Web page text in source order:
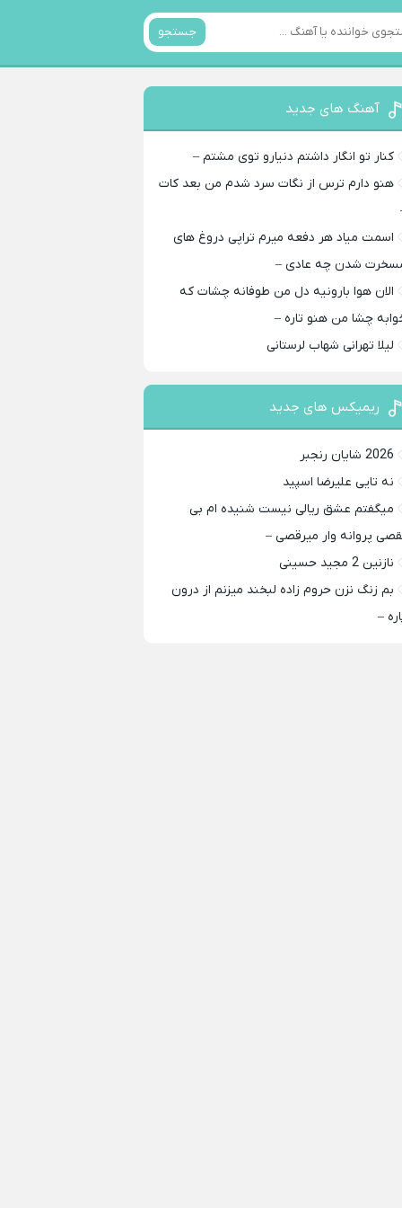
جستجو
آهنگ های جدید
کنار تو انگار داشتم دنیارو توی مشتم –
هنو دارم ترس از نگات سرد شدم من بعد کات
اسمت میاد هر دفعه میرم تراپی دروغ‌ های
شدن چه عادی –
الان هوا بارونیه دل من طوفانه چشات که
چشا من هنو تاره –
لیلا تهرانی شهاب لرستانی
ریمیکس های جدید
2026 شایان رنجبر
نه تایی علیرضا اسپید
میگفتم عشق ریالی نیست شنیده ام بی
پروانه وار میرقصی –
نازنین 2 مجید حسینی
بم زنگ نزن حروم زاده لبخند میزنم از درون
–